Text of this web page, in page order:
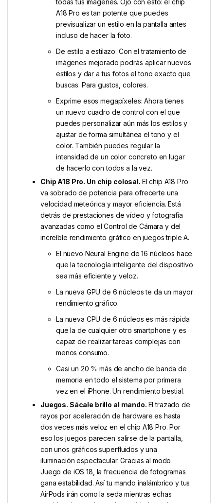
todas tus imágenes. Ojo con esto: el chip
A18 Pro es tan potente que puedes
previsualizar un estilo en la pantalla antes
incluso de hacer la foto.
De estilo a estilazo: Con el tratamiento de
imágenes mejorado podrás aplicar nuevos
estilos y dar a tus fotos el tono exacto que
buscas. Para gustos, colores.
Exprime esos megapíxeles: Ahora tienes
un nuevo cuadro de control con el que
puedes personalizar aún más los estilos y
ajustar de forma simultánea el tono y el
color. También puedes regular la
intensidad de un color concreto en lugar
de hacerlo con todos a la vez.
Chip A18 Pro. Un chip colosal. El chip A18 Pro
va sobrado de potencia para ofrecerte una
velocidad meteórica y mayor eficiencia. Está
detrás de prestaciones de vídeo y fotografía
avanzadas como el Control de Cámara y del
increíble rendimiento gráfico en juegos triple A.
El nuevo Neural Engine de 16 núcleos hace
que la tecnología inteligente del dispositivo
sea más eficiente y veloz.
La nueva GPU de 6 núcleos te da un mayor
rendi­miento gráfico.
La nueva CPU de 6 núcleos es más rápida
que la de cualquier otro smartphone y es
capaz de realizar tareas complejas con
menos consumo.
Casi un 20 % más de ancho de banda de
memoria en todo el sistema por primera
vez en el iPhone. Un rendimiento bestial.
Juegos. Sácale brillo al mando. El trazado de
rayos por aceleración de hardware es hasta
dos veces más veloz en el chip A18 Pro. Por
eso los juegos parecen salirse de la pantalla,
con unos gráficos superfluidos y una
iluminación espectacular. Gracias al modo
Juego de iOS 18, la frecuencia de fotogramas
gana estabilidad. Así tu mando inalámbrico y tus
AirPods irán como la seda mientras echas